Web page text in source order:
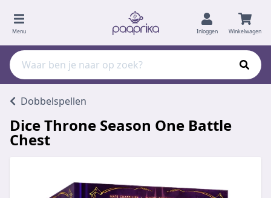
Menu Inloggen Winkelwagen
Dobbelspellen
Dice Throne Season One Battle
Chest